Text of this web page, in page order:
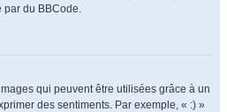
par du BBCode.
qui peuvent être utilisées grâce à un
des sentiments. Par exemple, « :) »